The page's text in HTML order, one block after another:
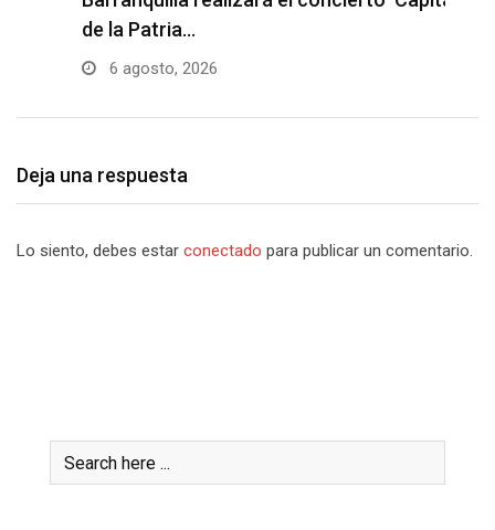
de la Patria…
6 agosto, 2026
Deja una respuesta
Lo siento, debes estar conectado para publicar un comentario.